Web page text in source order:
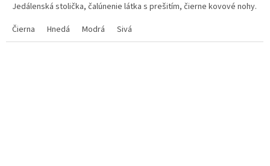
Jedálenská stolička, čalúnenie látka s prešitím, čierne kovové nohy.
Čierna
Hnedá Modrá Sivá